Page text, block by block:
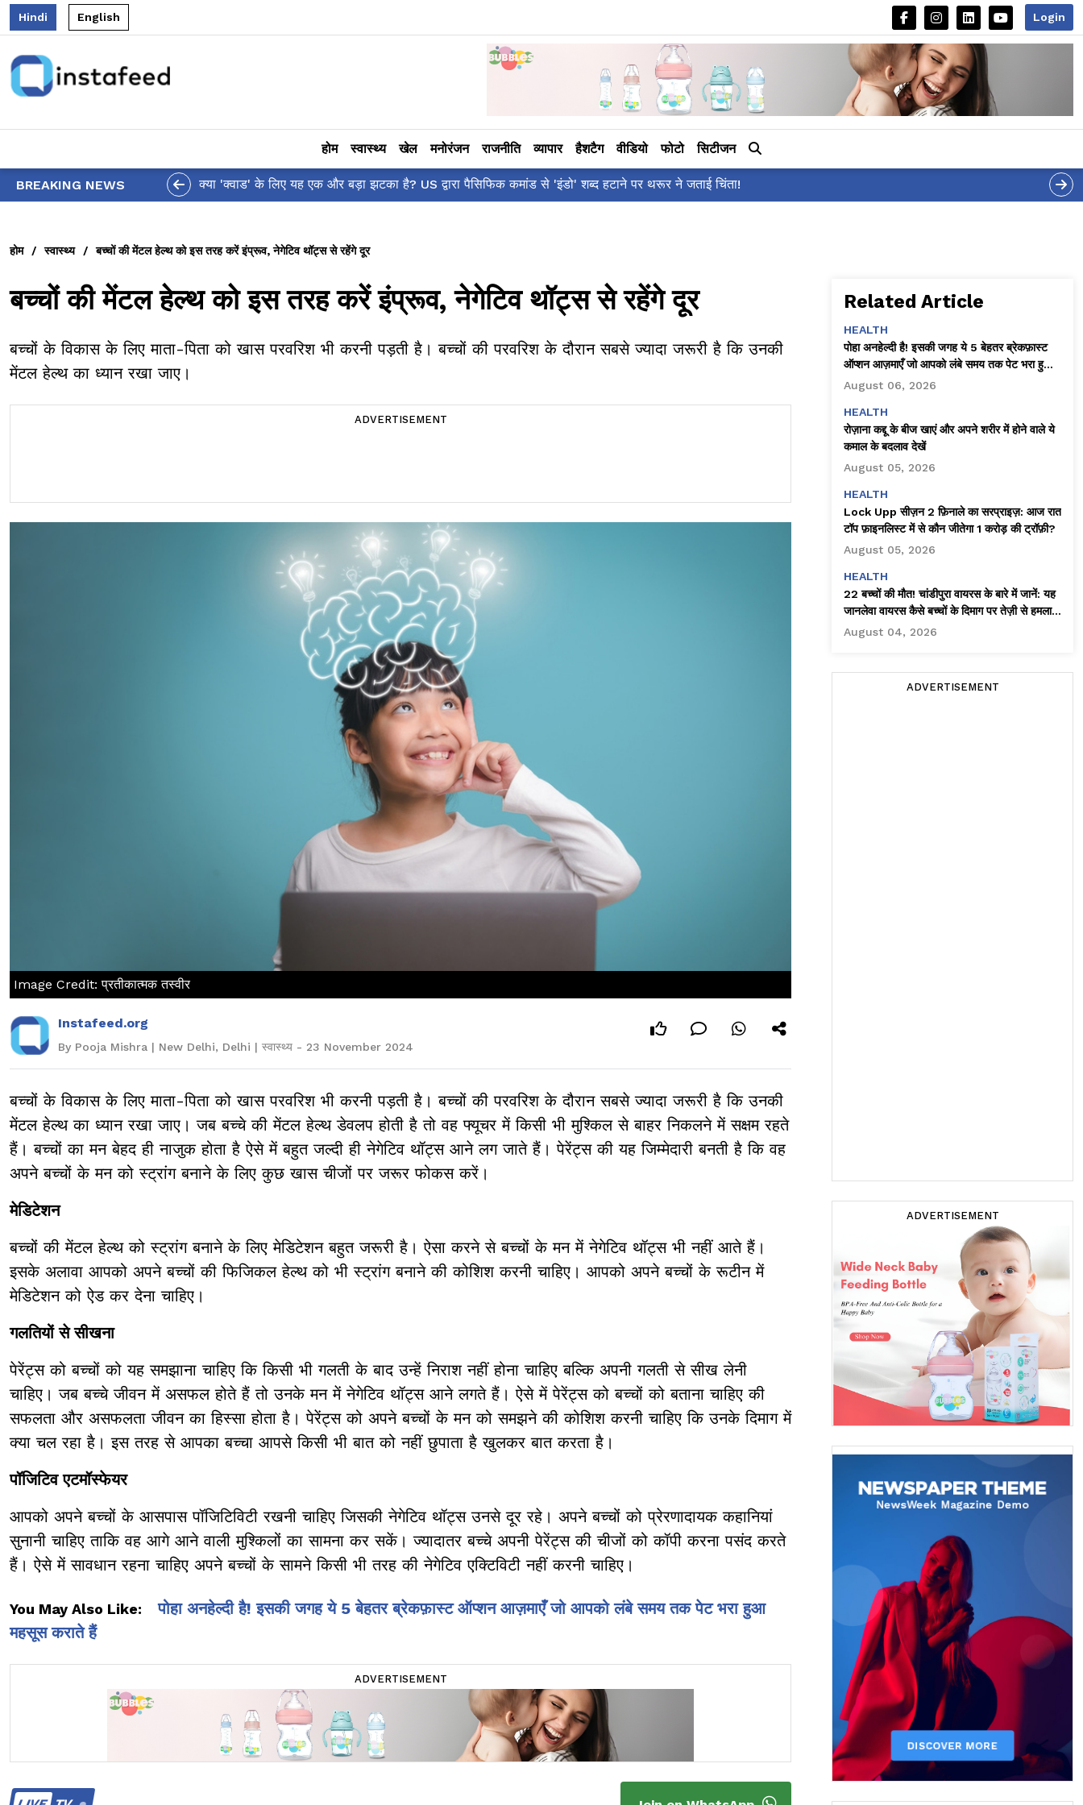
Hindi English Login
होम स्वास्थ्य खेल मनोरंजन राजनीति व्यापार हैशटैग वीडियो फोटो सिटीजन
BREAKING NEWS आलिया भट्ट का मज़ेदार 'शर्वरी कहाँ है?' पोस्ट, 'अल्फा' टीज़र पर उठे सवालों का मज़ाकिया जवाब!
होम / स्वास्थ्य / बच्चों की मेंटल हेल्थ को इस तरह करें इंप्रूव, नेगेटिव थॉट्स से रहेंगे दूर
बच्चों की मेंटल हेल्थ को इस तरह करें इंप्रूव, नेगेटिव थॉट्स से रहेंगे दूर
बच्चों के विकास के लिए माता-पिता को खास परवरिश भी करनी पड़ती है। बच्चों की परवरिश के दौरान सबसे ज्यादा जरूरी है कि उनकी
मेंटल हेल्थ का ध्यान रखा जाए।
ADVERTISEMENT
Image Credit: प्रतीकात्मक तस्वीर
Instafeed.org
By Pooja Mishra | New Delhi, Delhi | स्वास्थ्य - 23 November 2024
बच्चों के विकास के लिए माता-पिता को खास परवरिश भी करनी पड़ती है। बच्चों की परवरिश के दौरान सबसे ज्यादा जरूरी है कि उनकी
मेंटल हेल्थ का ध्यान रखा जाए। जब बच्चे की मेंटल हेल्थ डेवलप होती है तो वह फ्यूचर में किसी भी मुश्किल से बाहर निकलने में सक्षम रहते
हैं। बच्चों का मन बेहद ही नाजुक होता है ऐसे में बहुत जल्दी ही नेगेटिव थॉट्स आने लग जाते हैं। पेरेंट्स की यह जिम्मेदारी बनती है कि वह
अपने बच्चों के मन को स्ट्रांग बनाने के लिए कुछ खास चीजों पर जरूर फोकस करें।
मेडिटेशन
बच्चों की मेंटल हेल्थ को स्ट्रांग बनाने के लिए मेडिटेशन बहुत जरूरी है। ऐसा करने से बच्चों के मन में नेगेटिव थॉट्स भी नहीं आते हैं।
इसके अलावा आपको अपने बच्चों की फिजिकल हेल्थ को भी स्ट्रांग बनाने की कोशिश करनी चाहिए। आपको अपने बच्चों के रूटीन में
मेडिटेशन को ऐड कर देना चाहिए।
गलतियों से सीखना
पेरेंट्स को बच्चों को यह समझाना चाहिए कि किसी भी गलती के बाद उन्हें निराश नहीं होना चाहिए बल्कि अपनी गलती से सीख लेनी
चाहिए। जब बच्चे जीवन में असफल होते हैं तो उनके मन में नेगेटिव थॉट्स आने लगते हैं। ऐसे में पेरेंट्स को बच्चों को बताना चाहिए की
सफलता और असफलता जीवन का हिस्सा होता है। पेरेंट्स को अपने बच्चों के मन को समझने की कोशिश करनी चाहिए कि उनके दिमाग में
क्या चल रहा है। इस तरह से आपका बच्चा आपसे किसी भी बात को नहीं छुपाता है खुलकर बात करता है।
पॉजिटिव एटमॉस्फेयर
आपको अपने बच्चों के आसपास पॉजिटिविटी रखनी चाहिए जिसकी नेगेटिव थॉट्स उनसे दूर रहे। अपने बच्चों को प्रेरणादायक कहानियां
सुनानी चाहिए ताकि वह आगे आने वाली मुश्किलों का सामना कर सकें। ज्यादातर बच्चे अपनी पेरेंट्स की चीजों को कॉपी करना पसंद करते
हैं। ऐसे में सावधान रहना चाहिए अपने बच्चों के सामने किसी भी तरह की नेगेटिव एक्टिविटी नहीं करनी चाहिए।
You May Also Like:
पोहा अनहेल्दी है! इसकी जगह ये 5 बेहतर ब्रेकफ़ास्ट ऑप्शन आज़माएँ जो आपको लंबे समय तक पेट भरा हुआ
महसूस कराते हैं
ADVERTISEMENT
Related Article
HEALTH
पोहा अनहेल्दी है! इसकी जगह ये 5 बेहतर ब्रेकफ़ास्ट
ऑप्शन आज़माएँ जो आपको लंबे समय तक पेट भरा हुआ
महसूस कराते हैं
August 06, 2026
HEALTH
रोज़ाना कद्दू के बीज खाएं और अपने शरीर में होने वाले ये
कमाल के बदलाव देखें
August 05, 2026
HEALTH
Lock Upp सीज़न 2 फ़िनाले का सरप्राइज़: आज रात
टॉप फ़ाइनलिस्ट में से कौन जीतेगा ₹1 करोड़ की ट्रॉफ़ी?
August 05, 2026
HEALTH
22 बच्चों की मौत! चांडीपुरा वायरस के बारे में जानें: यह
जानलेवा वायरस कैसे बच्चों के दिमाग पर तेज़ी से हमला
करता है!
August 04, 2026
ADVERTISEMENT
ADVERTISEMENT